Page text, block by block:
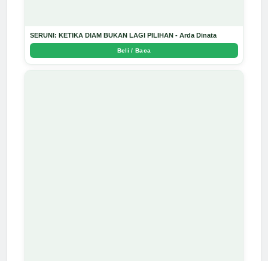
SERUNI: KETIKA DIAM BUKAN LAGI PILIHAN - Arda Dinata
Beli / Baca